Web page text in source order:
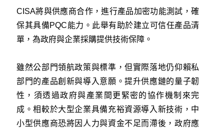
CISA將與供應商合作，進行產品加密功能測試，確
保其具備PQC能力。此舉有助於建立可信任產品清
單，為政府與企業採購提供技術保障。
雖然公部門領航政策與標準，但實際落地仍仰賴私
部門的產品創新與導入意願。提升供應鏈的量子韌
性，須透過政府與產業間更緊密的協作機制來完
成。相較於大型企業具備充裕資源導入新技術，中
小型供應商恐將因人力與資金不足而滯後，政府應